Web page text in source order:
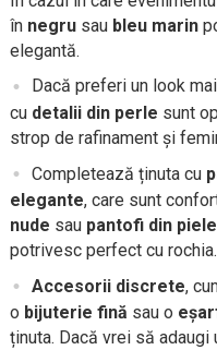
în negrusau bleu marin
elegantă.
Dacă preferi un look
cu detalii din perle sunt
strop de rafinament și
Completează ținuta cu
elegante, care sunt
nude sau pantofi din piele
potrivesc perfect cu rochia.
Accesorii discrete,
o bijuterie fină sau o
ținuta. Dacă vrei să